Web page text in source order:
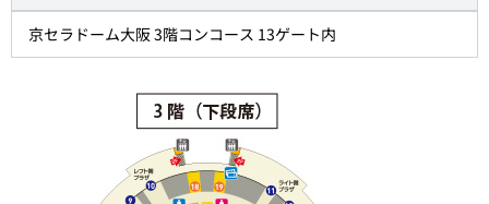
京セラドーム大阪 3階コンコース 13ゲート内